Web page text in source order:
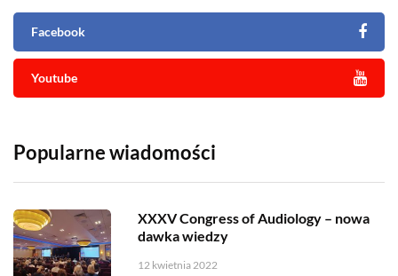
Facebook
Youtube
Popularne wiadomości
XXXV Congress of Audiology – nowa
dawka wiedzy
12 kwietnia 2022